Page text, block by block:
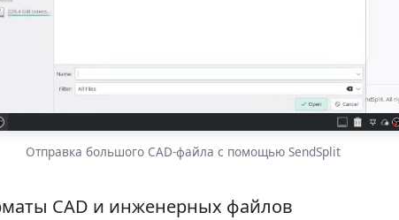
Отправка большого CAD-файла с помощью SendSplit
CAD и инженерных файлов